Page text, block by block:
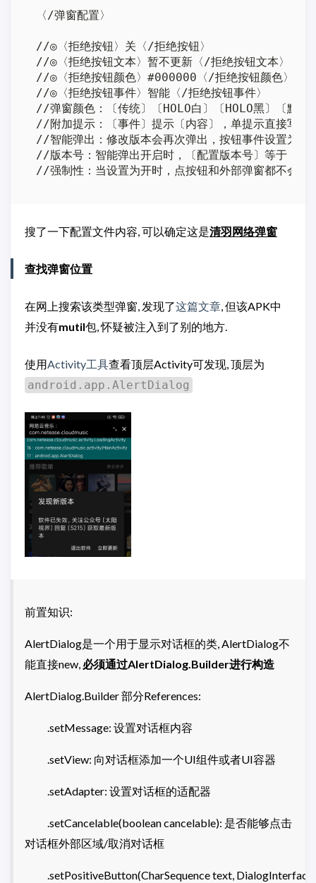
〈/弹窗配置〉
//◎〈拒绝按钮〉关〈/拒绝按钮〉
//◎〈拒绝按钮文本〉暂不更新〈/拒绝按钮文本〉
//◎〈拒绝按钮颜色〉#000000〈/拒绝按钮颜色〉
//◎〈拒绝按钮事件〉智能〈/拒绝按钮事件〉
//弹窗颜色：〔传统〕〔HOLO白〕〔HOLO黑〕〔默认
//附加提示：〔事件〕提示〔内容〕，单提示直接写：
//智能弹出：修改版本会再次弹出，按钮事件设置为〔
//版本号：智能弹出开启时，〔配置版本号〕等于〔应
//强制性：当设置为开时，点按钮和外部弹窗都不会消
搜了一下配置文件内容, 可以确定这是清羽网络弹窗
查找弹窗位置
在网上搜索该类型弹窗, 发现了这篇文章, 但该APK中
并没有mutil包, 怀疑被注入到了别的地方.
使用Activity工具查看顶层Activity可发现, 顶层为
android.app.AlertDialog
前置知识:
AlertDialog是一个用于显示对话框的类, AlertDialog不
能直接new, 必须通过AlertDialog.Builder进行构造
AlertDialog.Builder 部分References:
.setMessage: 设置对话框内容
.setView: 向对话框添加一个UI组件或者UI容器
.setAdapter: 设置对话框的适配器
.setCancelable(boolean cancelable): 是否能够点击
对话框外部区域/取消对话框
.setPositiveButton(CharSequence text,